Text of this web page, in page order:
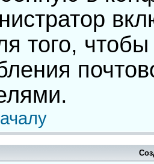
того, чтобы